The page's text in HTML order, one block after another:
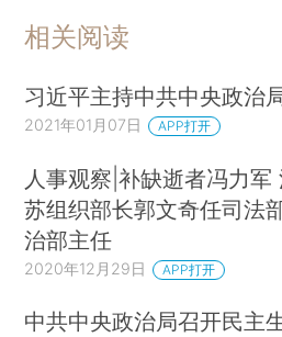
总会延续先前错误的理论所
20世纪90年代，经济学
学家视为发展差异原因的政
解为政治权力结构的反映（
家有害的政策并非错误，而
的理性策略。经济学与政
姻，其典型例子包括贝斯利
相关阅读
习近平主持中共中央政治
2021年01月07日 APP打开
人事观察|补缺逝者冯力军
苏组织部长郭文奇任司法
治部主任
2020年12月29日 APP打开
中共中央政治局召开民主